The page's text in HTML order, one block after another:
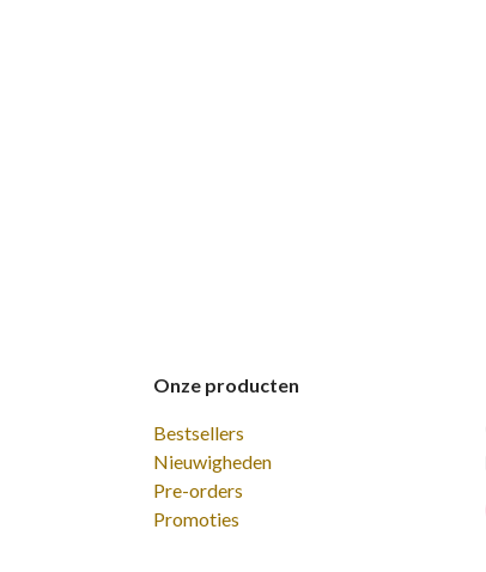
Onze producten
Bestsellers
Nieuwigheden
Pre-orders
Promoties